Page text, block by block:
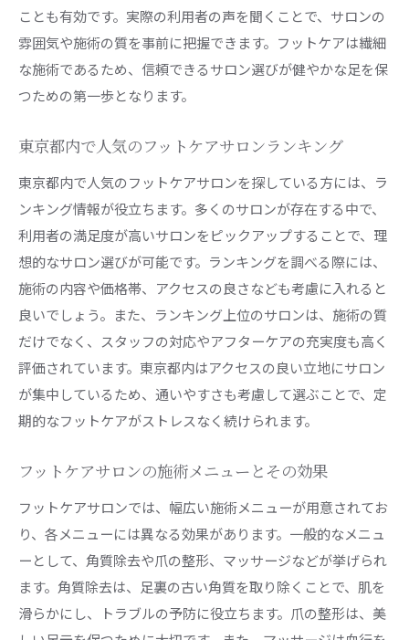
ことも有効です。実際の利用者の声を聞くことで、サロンの
雰囲気や施術の質を事前に把握できます。フットケアは繊細
な施術であるため、信頼できるサロン選びが健やかな足を保
つための第一歩となります。
東京都内で人気のフットケアサロンランキング
東京都内で人気のフットケアサロンを探している方には、ラ
ンキング情報が役立ちます。多くのサロンが存在する中で、
利用者の満足度が高いサロンをピックアップすることで、理
想的なサロン選びが可能です。ランキングを調べる際には、
施術の内容や価格帯、アクセスの良さなども考慮に入れると
良いでしょう。また、ランキング上位のサロンは、施術の質
だけでなく、スタッフの対応やアフターケアの充実度も高く
評価されています。東京都内はアクセスの良い立地にサロン
が集中しているため、通いやすさも考慮して選ぶことで、定
期的なフットケアがストレスなく続けられます。
フットケアサロンの施術メニューとその効果
フットケアサロンでは、幅広い施術メニューが用意されてお
り、各メニューには異なる効果があります。一般的なメニュ
ーとして、角質除去や爪の整形、マッサージなどが挙げられ
ます。角質除去は、足裏の古い角質を取り除くことで、肌を
滑らかにし、トラブルの予防に役立ちます。爪の整形は、美